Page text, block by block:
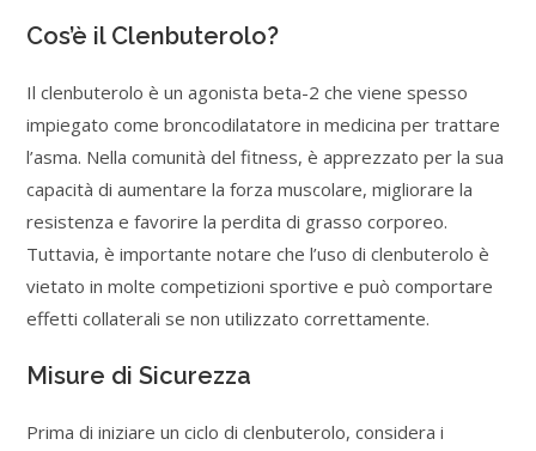
Cos’è il Clenbuterolo?
Il clenbuterolo è un agonista beta-2 che viene spesso
impiegato come broncodilatatore in medicina per trattare
l’asma. Nella comunità del fitness, è apprezzato per la sua
capacità di aumentare la forza muscolare, migliorare la
resistenza e favorire la perdita di grasso corporeo.
Tuttavia, è importante notare che l’uso di clenbuterolo è
vietato in molte competizioni sportive e può comportare
effetti collaterali se non utilizzato correttamente.
Misure di Sicurezza
Prima di iniziare un ciclo di clenbuterolo, considera i